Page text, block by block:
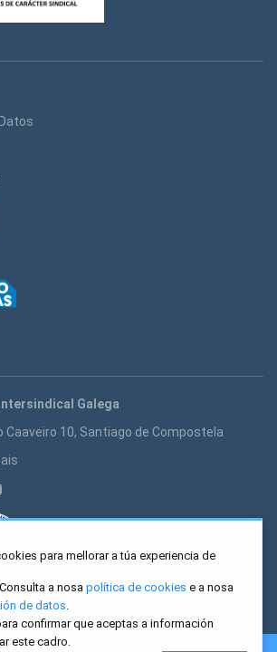
Galega
Caaveiro 10, Santiago de Compostela
para mellorar a túa experiencia de
a nosa política de cookies e a nosa
de datos.
confirmar que aceptas a información
este cadro.